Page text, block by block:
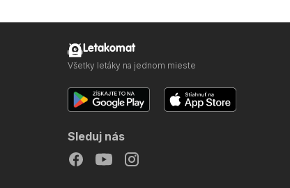
Letakomat
Všetky letáky na jednom mieste
Sleduj nás